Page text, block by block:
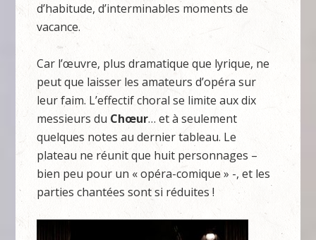
d’habitude, d’interminables moments de
vacance.
Car l’œuvre, plus dramatique que lyrique, ne
peut que laisser les amateurs d’opéra sur
leur faim. L’effectif choral se limite aux dix
messieurs du Chœur… et à seulement
quelques notes au dernier tableau. Le
plateau ne réunit que huit personnages –
bien peu pour un « opéra-comique » -, et les
parties chantées sont si réduites !